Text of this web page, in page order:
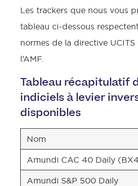
Les trackers que nous vous
tableau ci-dessous
normes de la directive UCITS
l’AMF.
Tableau récapitulatif
indiciels à levier
disponibles
Nom
Amundi CAC 40 Daily
Amundi S&P 500 Daily